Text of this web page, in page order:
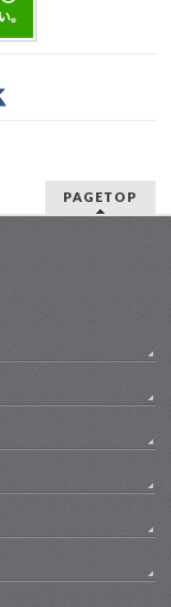
PAGETOP